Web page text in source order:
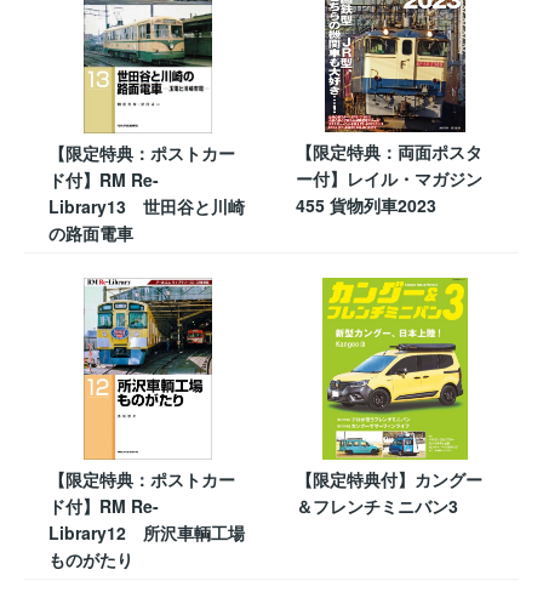
【限定特典：ポストカー
ド付】RM Re-
Library13 世田谷と川崎
の路面電車
【限定特典：両面ポスタ
ー付】レイル・マガジン
455 貨物列車2023
【限定特典：ポストカー
ド付】RM Re-
Library12 所沢車輌工場
ものがたり
【限定特典付】カングー
＆フレンチミニバン3